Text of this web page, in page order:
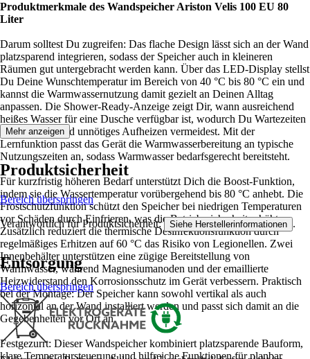
Produktmerkmale des Wandspeicher Ariston Velis 100 EU 80
Liter
Darum solltest Du zugreifen: Das flache Design lässt sich an der Wand
platzsparend integrieren, sodass der Speicher auch in kleineren
Räumen gut untergebracht werden kann. Über das LED-Display stellst
Du Deine Wunschtemperatur im Bereich von 40 °C bis 80 °C ein und
kannst die Warmwassernutzung damit gezielt an Deinen Alltag
anpassen. Die Shower-Ready-Anzeige zeigt Dir, wann ausreichend
heißes Wasser für eine Dusche verfügbar ist, wodurch Du Wartezeiten
besser planst und unnötiges Aufheizen vermeidest. Mit der
Lernfunktion passt das Gerät die Warmwasserbereitung an typische
Nutzungszeiten an, sodass Warmwasser bedarfsgerecht bereitsteht.
Für kurzfristig höheren Bedarf unterstützt Dich die Boost-Funktion,
indem sie die Wassertemperatur vorübergehend bis 80 °C anhebt. Die
Frostschutzfunktion schützt den Speicher bei niedrigen Temperaturen
vor Schäden durch Einfrieren, was die Betriebssicherheit erhöht.
Zusätzlich reduziert die thermische Desinfektionsfunktion durch
regelmäßiges Erhitzen auf 60 °C das Risiko von Legionellen. Zwei
Innenbehälter unterstützen eine zügige Bereitstellung von
Warmwasser, während Magnesiumanoden und der emaillierte
Heizwiderstand den Korrosionsschutz im Gerät verbessern. Praktisch
bei der Montage: Der Speicher kann sowohl vertikal als auch
horizontal an der Wand installiert werden und passt sich damit an die
Gegebenheiten vor Ort an.
Festgezurrt: Dieser Wandspeicher kombiniert platzsparende Bauform,
klare Temperatursteuerung und hilfreiche Funktionen für planbar
Mehr anzeigen
Produktsicherheit
Bereich überspringen
Verantwortlich für Produktsicherheit: Siehe Herstellerinformationen .
Entsorgung
Bereich überspringen